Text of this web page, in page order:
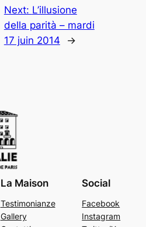
Next: L’illusione
della parità – mardi
17 juin 2014
→
La Maison
Testimonianze
Gallery
Social
Facebook
Instagram